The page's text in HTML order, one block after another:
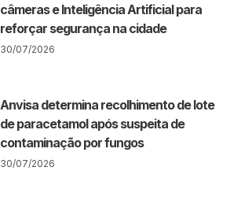
câmeras e Inteligência Artificial para
reforçar segurança na cidade
30/07/2026
Anvisa determina recolhimento de lote
de paracetamol após suspeita de
contaminação por fungos
30/07/2026